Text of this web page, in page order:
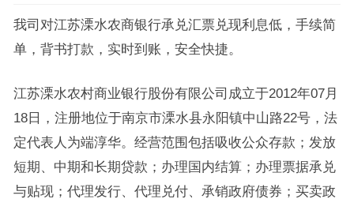
我司对江苏溧水农商银行承兑汇票兑现利息低，手续简
单，背书打款，实时到账，安全快捷。
江苏溧水农村商业银行股份有限公司成立于2012年07月
18日，注册地位于南京市溧水县永阳镇中山路22号，法
定代表人为端淳华。经营范围包括吸收公众存款；发放
短期、中期和长期贷款；办理国内结算；办理票据承兑
与贴现；代理发行、代理兑付、承销政府债券；买卖政